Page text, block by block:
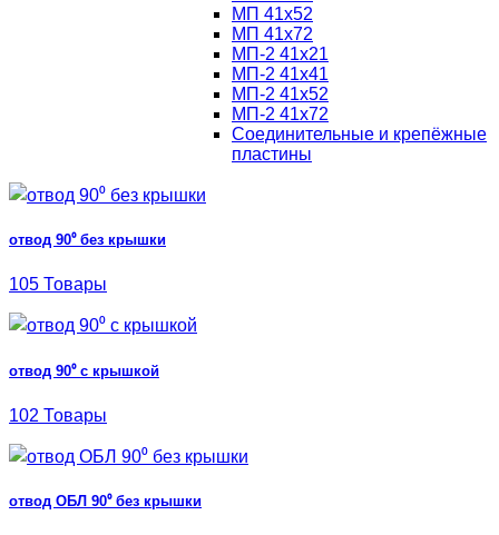
МП 41х52
МП 41х72
МП-2 41х21
МП-2 41х41
МП-2 41х52
МП-2 41х72
Соединительные и крепёжные
пластины
отвод 90⁰ без крышки
105 Товары
отвод 90⁰ с крышкой
102 Товары
отвод ОБЛ 90⁰ без крышки